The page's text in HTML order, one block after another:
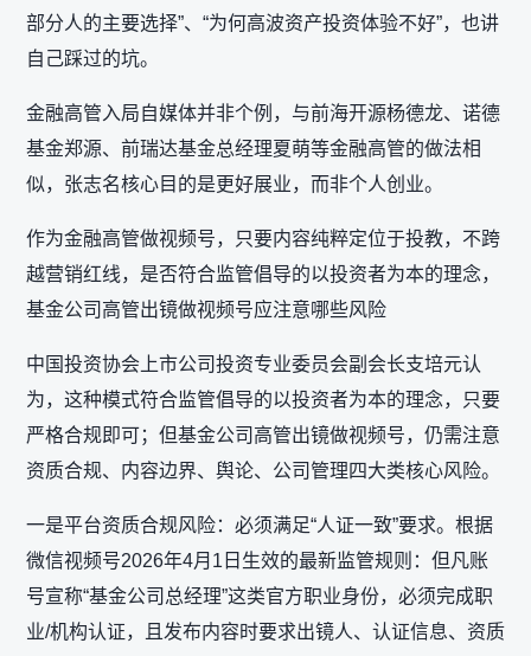
部分人的主要选择”、“为何高波资产投资体验不好”，也讲
自己踩过的坑。
金融高管入局自媒体并非个例，与前海开源杨德龙、诺德
基金郑源、前瑞达基金总经理夏萌等金融高管的做法相
似，张志名核心目的是更好展业，而非个人创业。
作为金融高管做视频号，只要内容纯粹定位于投教，不跨
越营销红线，是否符合监管倡导的以投资者为本的理念，
基金公司高管出镜做视频号应注意哪些风险
中国投资协会上市公司投资专业委员会副会长支培元认
为，这种模式符合监管倡导的‌以投资者为本‌的理念，只要
严格合规即可；但基金公司高管出镜做视频号，仍需注意‌
资质合规、内容边界、舆论、公司管理‌四大类核心风险。
一是平台资质合规风险：必须满足“人证一致”要求。根据
微信视频号2026年4月1日生效的最新监管规则：但凡账
号宣称“基金公司总经理”这类官方职业身份，必须完成‌职
业/机构认证‌，且发布内容时要求‌出镜人、认证信息、资质